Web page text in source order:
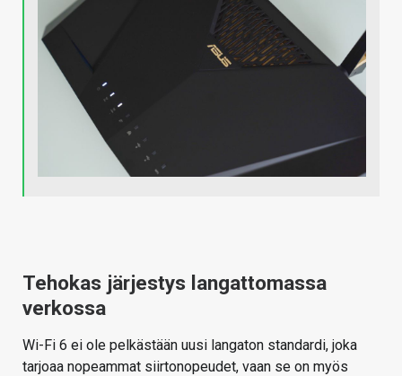
Tehokas järjestys langattomassa
verkossa
Wi-Fi 6 ei ole pelkästään uusi langaton standardi, joka
tarjoaa nopeammat siirtonopeudet, vaan se on myös